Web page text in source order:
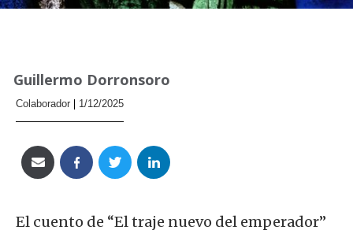
Guillermo Dorronsoro
Colaborador 1/12/2025
El cuento de “El traje nuevo del emperador”